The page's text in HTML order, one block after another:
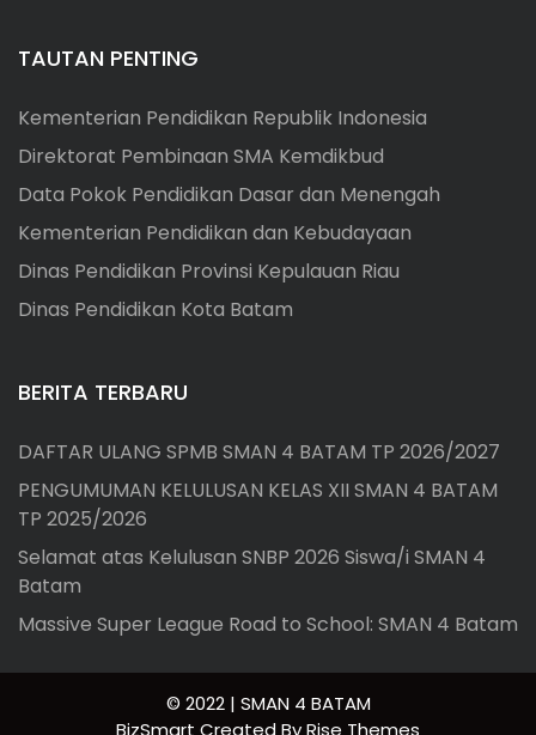
TAUTAN PENTING
Kementerian Pendidikan Republik Indonesia
Direktorat Pembinaan SMA Kemdikbud
Data Pokok Pendidikan Dasar dan Menengah
Kementerian Pendidikan dan Kebudayaan
Dinas Pendidikan Provinsi Kepulauan Riau
Dinas Pendidikan Kota Batam
BERITA TERBARU
DAFTAR ULANG SPMB SMAN 4 BATAM TP 2026/2027
PENGUMUMAN KELULUSAN KELAS XII SMAN 4 BATAM
TP 2025/2026
Selamat atas Kelulusan SNBP 2026 Siswa/i SMAN 4
Batam
Massive Super League Road to School: SMAN 4 Batam
© 2022 | SMAN 4 BATAM